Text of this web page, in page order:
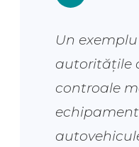
Un
autoritățile
controale